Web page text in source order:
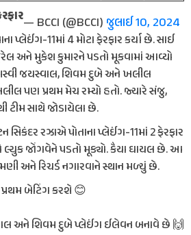
પ્લેઈંગ-11માં 4 મોટા ફેરફાર કર્યા છે. સાઈ
અને મુકેશ કુમારને પડતો મૂકવામાં આવ્યો
જયસ્વાલ, શિવમ દુબે અને ખલીલ
પણ પ્રથમ મેચ રમ્યો હતો. જ્યારે સંજુ,
સાથે જોડાયેલા છે.
સિકંદર રઝાએ પોતાના પ્લેઈંગ-11માં 2 ફેરફાર
લ્યુક જોંગવેને પડતો મૂક્યો. કૈયા ઘાયલ છે. આ
અને રિચર્ડ નગારવાને સ્થાન મળ્યું છે.
પ્રથમ બેટિંગ કરશે 😊
અને શિવમ દુબે પ્લેઈંગ ઈલેવન બનાવે છે 🙌
— BCCI (@BCCI) જુલાઈ 10, 2024